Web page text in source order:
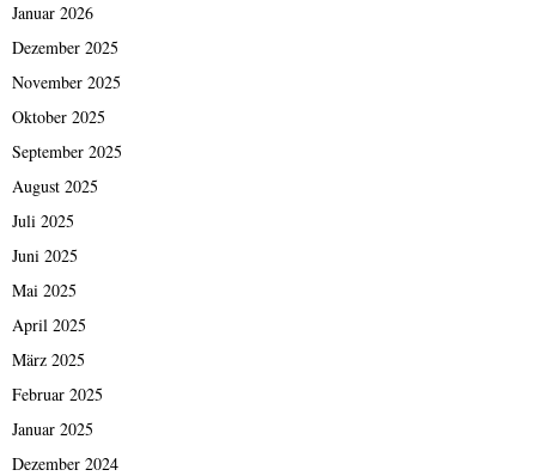
Januar 2026
Dezember 2025
November 2025
Oktober 2025
September 2025
August 2025
Juli 2025
Juni 2025
Mai 2025
April 2025
März 2025
Februar 2025
Januar 2025
Dezember 2024